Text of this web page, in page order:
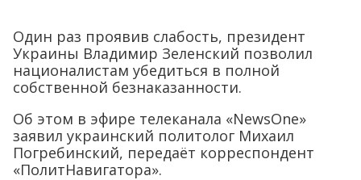
Один раз проявив слабость, президент
Украины Владимир Зеленский позволил
националистам убедиться в полной
собственной безнаказанности.
Об этом в эфире телеканала «NewsOne»
заявил украинский политолог Михаил
Погребинский, передаёт корреспондент
«ПолитНавигатора».